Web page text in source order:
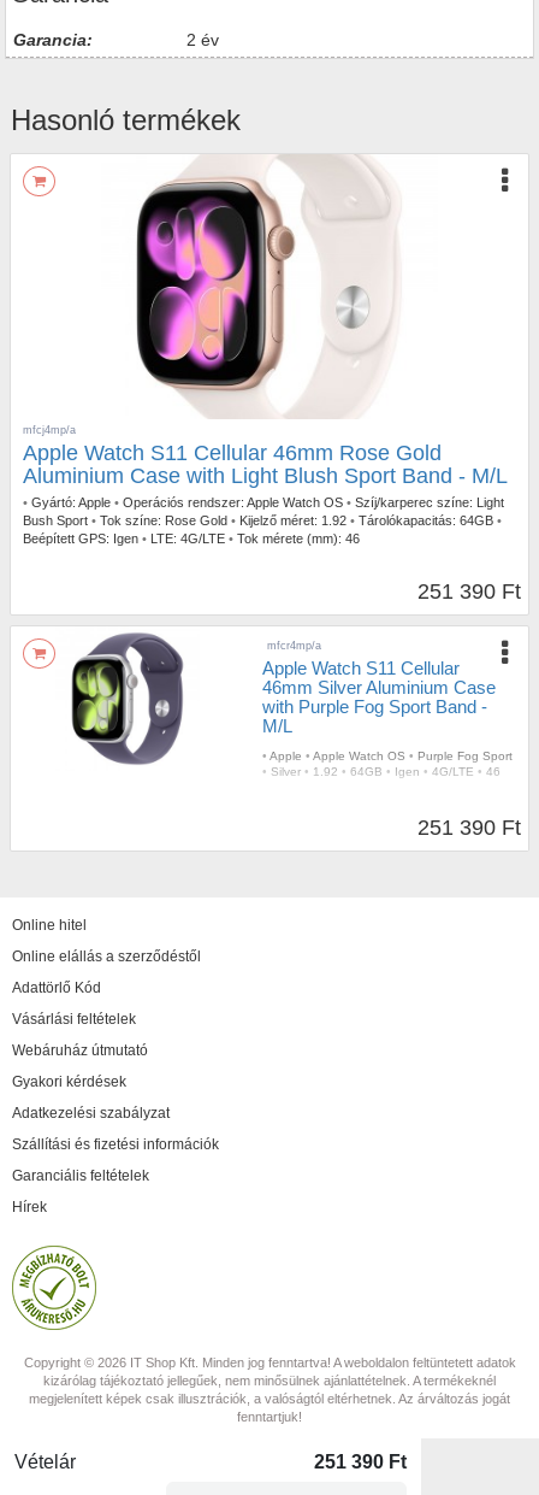
Garancia: 2 év
Hasonló termékek
mfcj4mp/a
Apple Watch S11 Cellular 46mm Rose Gold
Aluminium Case with Light Blush Sport Band - M/L
• Gyártó: Apple • Operációs rendszer: Apple Watch OS • Szíj/karperec színe: Light
Bush Sport • Tok színe: Rose Gold • Kijelző méret: 1.92 • Tárolókapacitás: 64GB •
Beépített GPS: Igen • LTE: 4G/LTE • Tok mérete (mm): 46
251 390 Ft
mfcr4mp/a
Apple Watch S11 Cellular
46mm Silver Aluminium Case
with Purple Fog Sport Band -
M/L
• Apple • Apple Watch OS • Purple Fog Sport
• Silver • 1.92 • 64GB • Igen • 4G/LTE • 46
251 390 Ft
Online hitel
Online elállás a szerződéstől
Adattörlő Kód
Vásárlási feltételek
Webáruház útmutató
Gyakori kérdések
Adatkezelési szabályzat
Szállítási és fizetési információk
Garanciális feltételek
Hírek
Copyright © 2026 IT Shop Kft. Minden jog fenntartva! A weboldalon feltüntetett adatok
kizárólag tájékoztató jellegűek, nem minősülnek ajánlattételnek. A termékeknél
megjelenített képek csak illusztrációk, a valóságtól eltérhetnek. Az árváltozás jogát
fenntartjuk!